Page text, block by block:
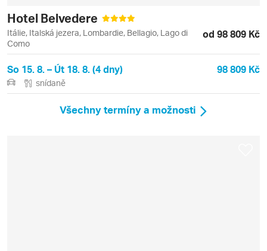
Hotel Belvedere
Itálie, Italská jezera, Lombardie, Bellagio, Lago di
Como
od 98 809 Kč
So 15. 8. – Út 18. 8. (4 dny) 98 809 Kč
snídaně
Všechny termíny a možnosti